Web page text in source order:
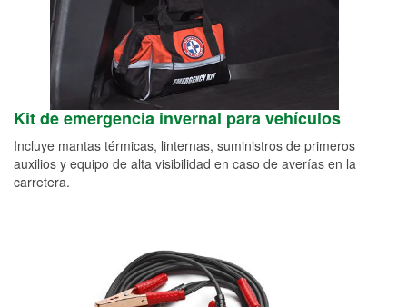
Kit de emergencia invernal para vehículos
Incluye mantas térmicas, linternas, suministros de primeros
auxilios y equipo de alta visibilidad en caso de averías en la
carretera.